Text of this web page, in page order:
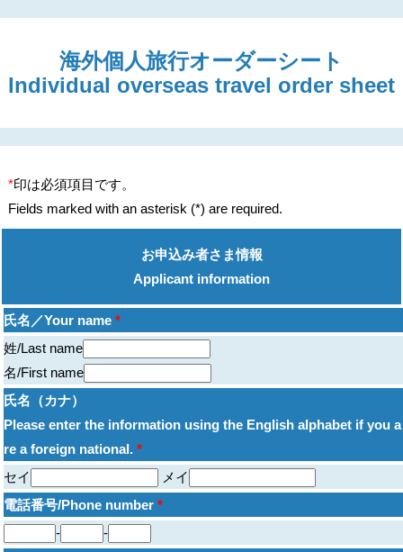
海外個人旅行オーダーシート
Individual overseas travel order sheet
*印は必須項目です。
Fields marked with an asterisk (*) are required.
お申込み者さま情報
Applicant information
氏名／Your name *
姓/Last name
名/First name
氏名（カナ）
Please enter the information using the English alphabet if you a
re a foreign national. *
セイ
メイ
電話番号/Phone number *
-
-